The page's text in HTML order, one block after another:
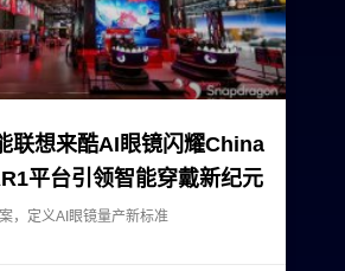
联想来酷AI眼镜闪耀China
平台引领智能穿戴新纪元
，定义AI眼镜量产新标准